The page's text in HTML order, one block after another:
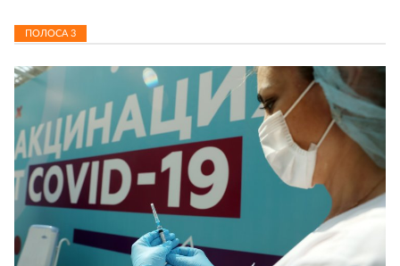
ПОЛОСА3